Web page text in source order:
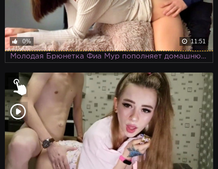
0% 11:51
Молодая Брюнетка Фиа Мур пополняет домашнюю коллекцию порно очередным сексом, встав раком перед камерой